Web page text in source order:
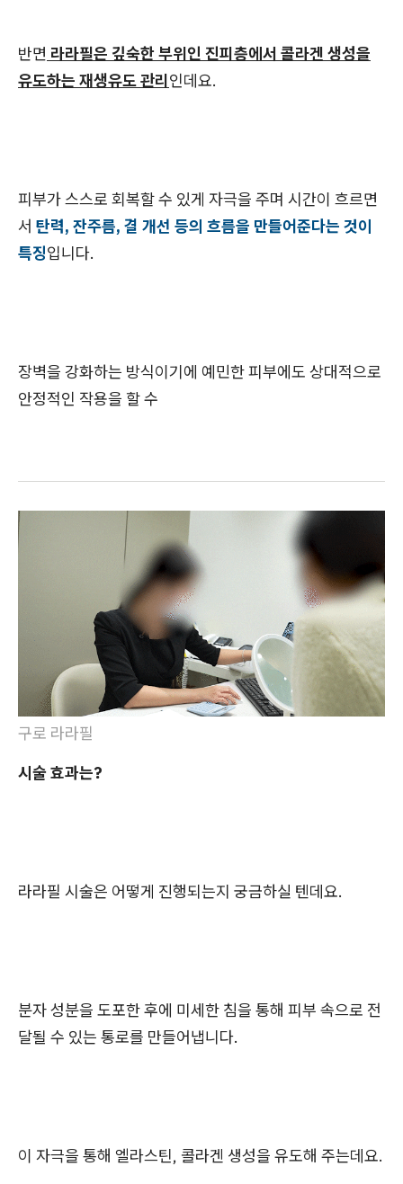
반면 라라필은 깊숙한 부위인 진피층에서 콜라겐 생성을
유도하는 재생유도 관리인데요.
피부가 스스로 회복할 수 있게 자극을 주며 시간이 흐르면
서 탄력, 잔주름, 결 개선 등의 흐름을 만들어준다는 것이
특징입니다.
장벽을 강화하는 방식이기에 예민한 피부에도 상대적으로
안정적인 작용을 할 수
구로 라라필
시술 효과는?
라라필 시술은 어떻게 진행되는지 궁금하실 텐데요.
분자 성분을 도포한 후에 미세한 침을 통해 피부 속으로 전
달될 수 있는 통로를 만들어냅니다.
이 자극을 통해 엘라스틴, 콜라겐 생성을 유도해 주는데요.